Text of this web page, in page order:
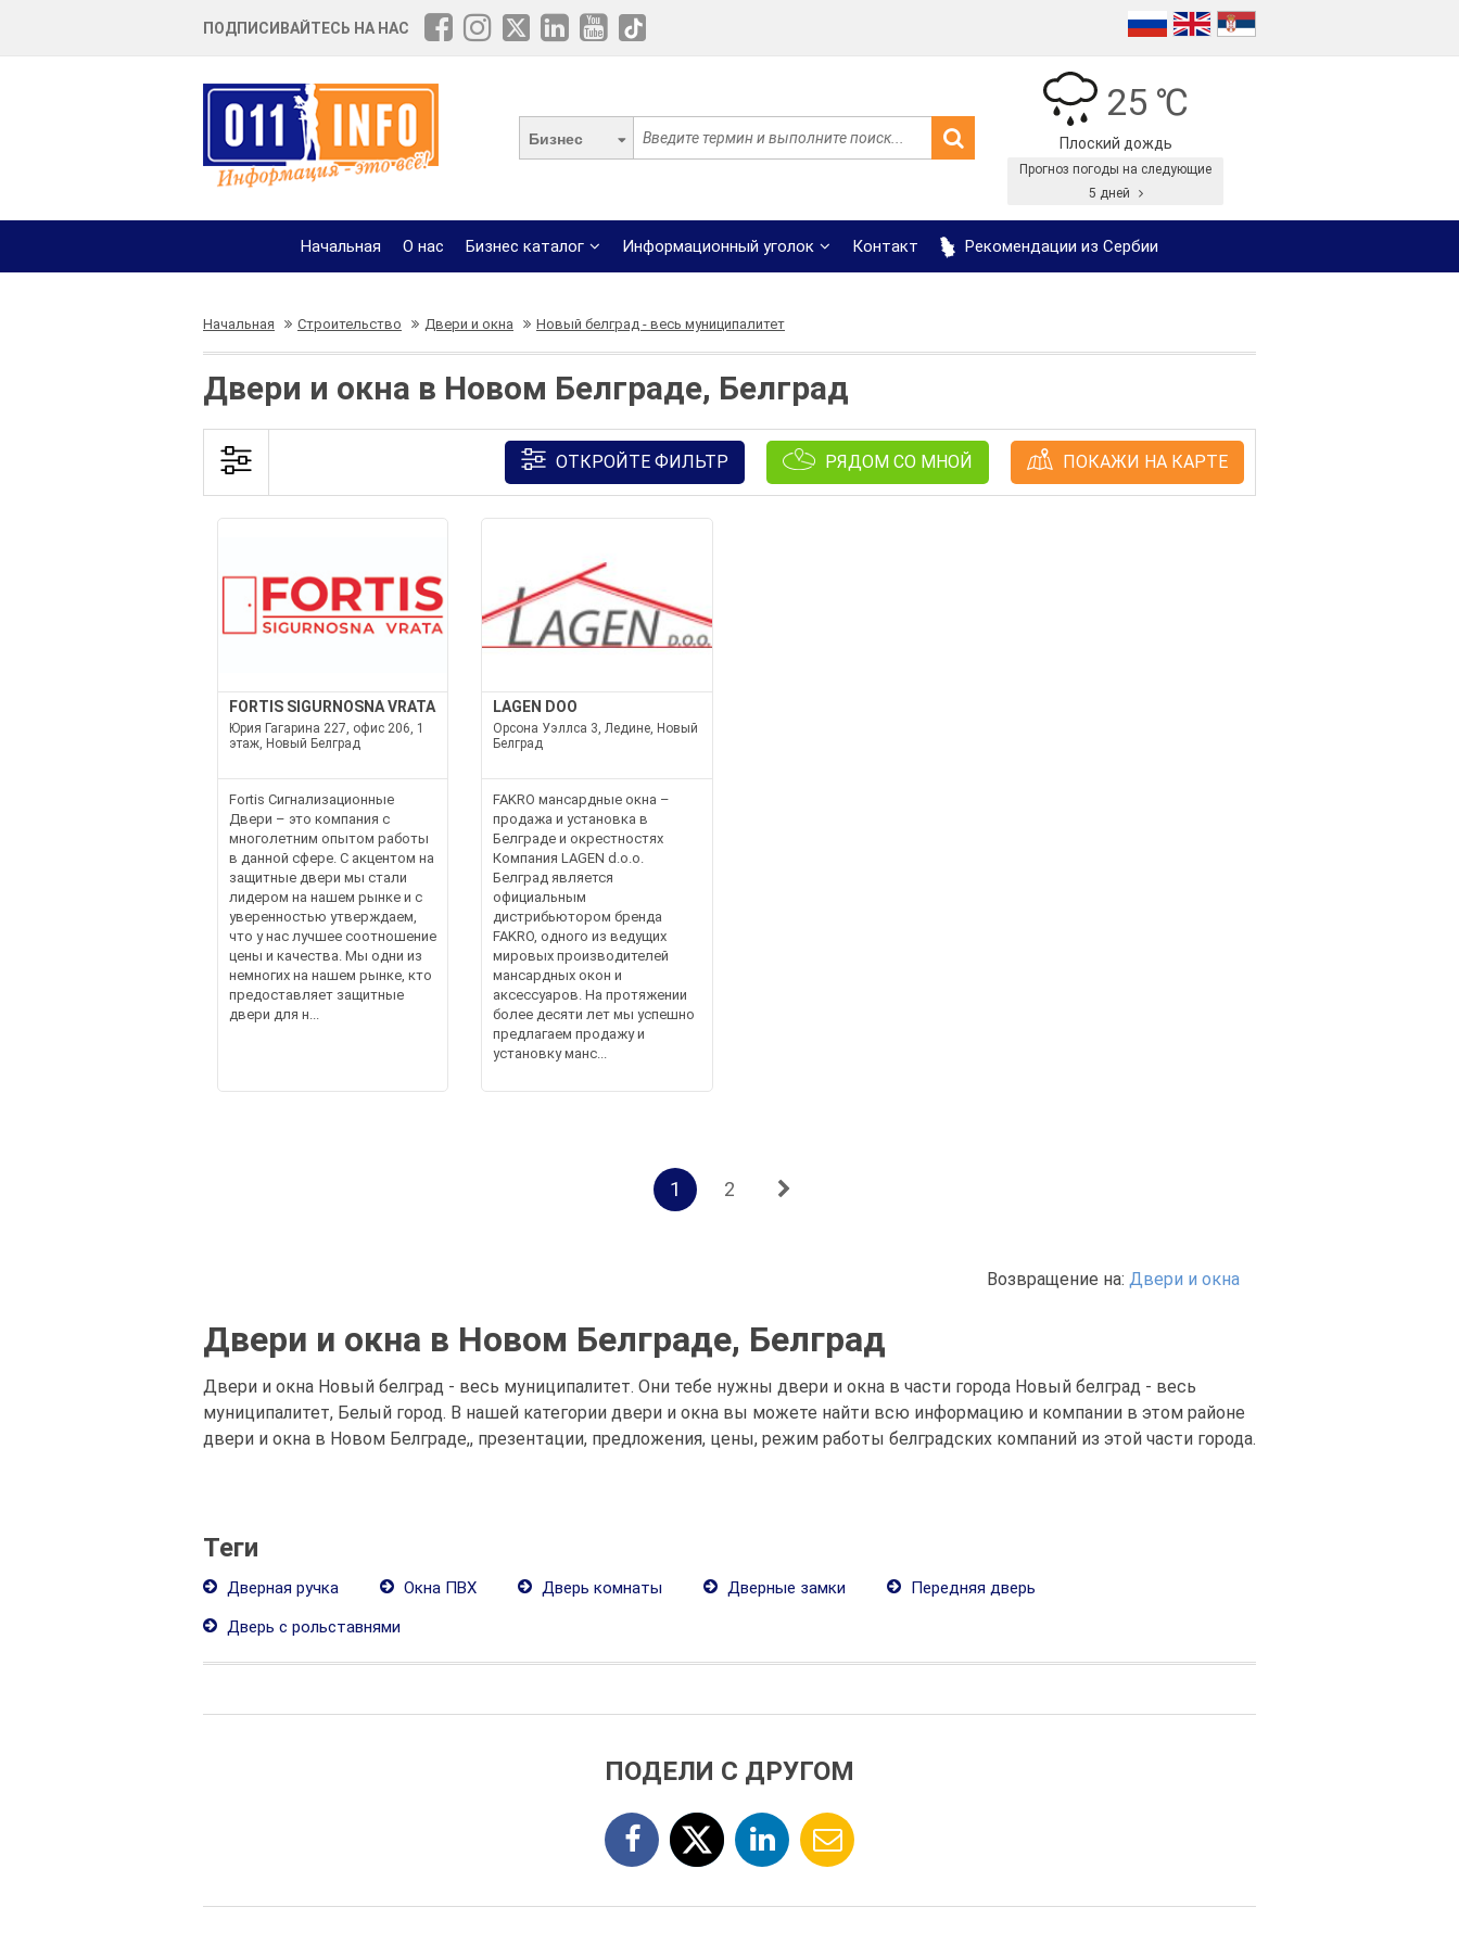
ПОДПИСИВАЙТЕСЬ НА НАС
Бизнес
25 ℃
Плоский дождь
Прогноз погоды на следующие
5 дней
Начальная О нас Бизнес каталог Информационный уголок Контакт Рекомендации из Сербии
Начальная Строительство Двери и окна Новый белград - весь муниципалитет
Двери и окна в Новом Белграде, Белград
ОТКРОЙТЕ ФИЛЬТР РЯДОМ СО МНОЙ ПОКАЖИ НА КАРТЕ
FORTIS SIGURNOSNA VRATA
Юрия Гагарина 227, офис 206, 1
этаж, Новый Белград
Fortis Сигнализационные
Двери – это компания с
многолетним опытом работы
в данной сфере. С акцентом на
защитные двери мы стали
лидером на нашем рынке и с
уверенностью утверждаем,
что у нас лучшее соотношение
цены и качества. Мы одни из
немногих на нашем рынке, кто
предоставляет защитные
двери для н...
LAGEN DOO
Орсона Уэллса 3, Ледине, Новый
Белград
FAKRO мансардные окна –
продажа и установка в
Белграде и окрестностях
Компания LAGEN d.o.o.
Белград является
официальным
дистрибьютором бренда
FAKRO, одного из ведущих
мировых производителей
мансардных окон и
аксессуаров. На протяжении
более десяти лет мы успешно
предлагаем продажу и
установку манс...
1 2
Возвращение на: Двери и окна
Двери и окна в Новом Белграде, Белград
Двери и окна Новый белград - весь муниципалитет. Они тебе нужны двери и окна в части города Новый белград - весь
муниципалитет, Белый город. В нашей категории двери и окна вы можете найти всю информацию и компании в этом районе
двери и окна в Новом Белграде,, презентации, предложения, цены, режим работы белградских компаний из этой части города.
Теги
Дверная ручка Окна ПВХ Дверь комнаты Дверные замки
Передняя дверь
Дверь с рольставнями
ПОДЕЛИ С ДРУГОМ